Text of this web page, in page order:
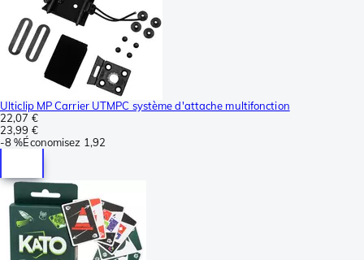
Ulticlip MP Carrier UTMPC système d'attache multifonction
22,07 €
23,99 €
-8 %Économisez 1,92